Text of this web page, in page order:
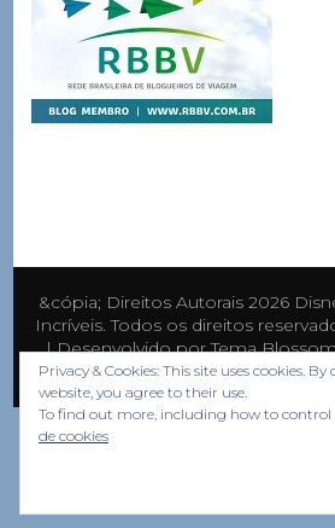
&cópia; Direitos Autorais 2026
Incríveis. Todos os direitos
| Desenvolvido porTema
WordPress.
Privacy & Cookies: This site uses cookies.
website, you agree to their use.
To find out more, including how to control
de cookies